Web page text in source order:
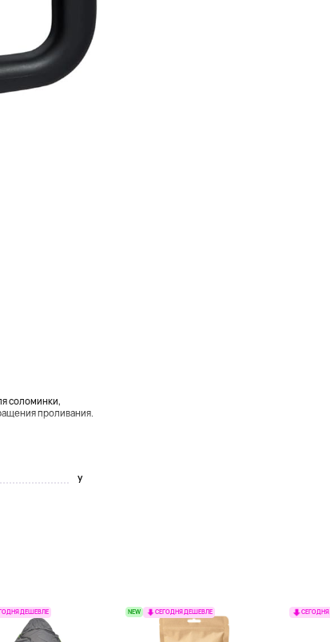
всех ваших
вакуумной
а со льдом - до 2
соломинки,
проливания.
y
ДЕШЕВЛЕ NEW СЕГОДНЯ ДЕШЕВЛЕ